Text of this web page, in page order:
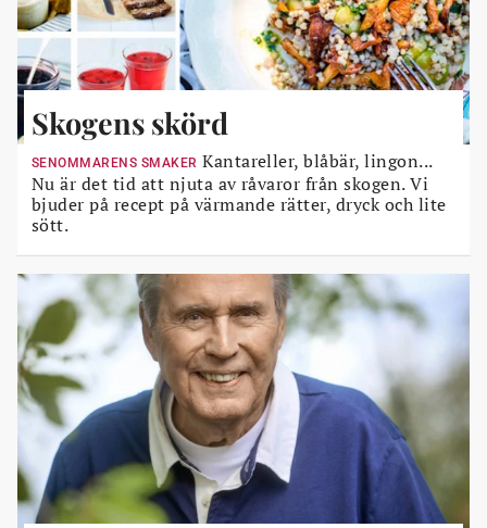
Skogens skörd
SENOMMARENS SMAKER Kantareller, blåbär, lingon...
Nu är det tid att njuta av råvaror från skogen. Vi
bjuder på recept på värmande rätter, dryck och lite
sött.